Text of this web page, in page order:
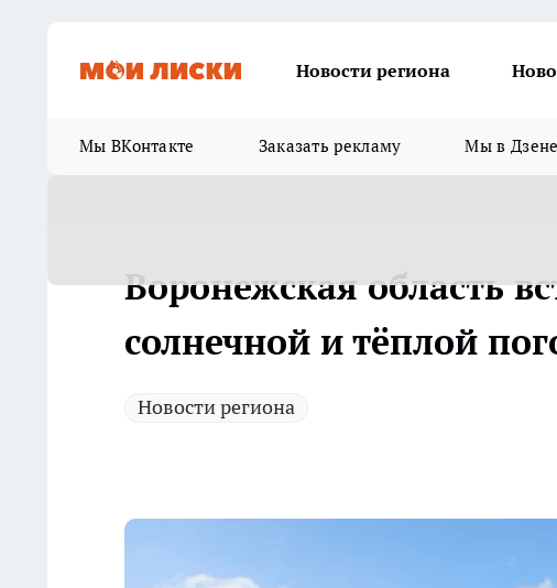
Новости региона
Мы ВКонтакте Заказать рекламу Мы в Дзене
Воронежская область
солнечной и тёплой
Новости региона